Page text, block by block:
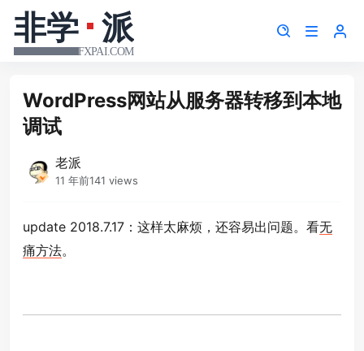
WordPress网站从服务器转移到本地
调试
老派
11 年前141 views
update 2018.7.17：这样太麻烦，还容易出问题。看无
痛方法。